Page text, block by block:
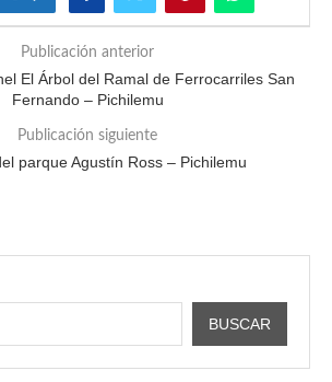
Publicación anterior
El Árbol del Ramal de Ferrocarriles San
Fernando – Pichilemu
Publicación siguiente
parque Agustín Ross – Pichilemu
BUSCAR